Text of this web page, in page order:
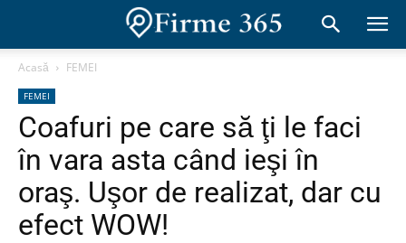
Acasă FEMEI
FEMEI
Coafuri pe care să ţi le faci
în vara asta când ieşi în
oraş. Uşor de realizat, dar cu
efect WOW!